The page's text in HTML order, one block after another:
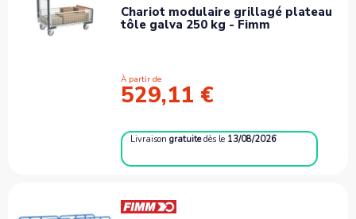
Chariot modulaire grillagé plateau
tôle galva 250 kg - Fimm
À partir de
529,11 €
Livraisongratuite dès le 13/08/2026